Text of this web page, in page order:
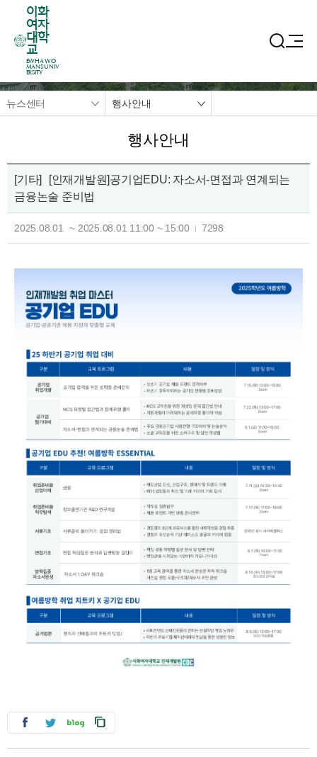
이화
여자
대학
교
EWHA WO
MANS UNIV
ERSITY
뉴스센터 행사안내
행사안내
[기타]
[인재개발원]공기업EDU: 자소서-면접과 연계되는
금융논술 준비법
2025.08.01 ~ 2025.08.01 11:00 ~ 15:00 7298